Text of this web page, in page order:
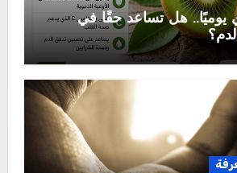
يوميًا.. هل تساعد حقًا في